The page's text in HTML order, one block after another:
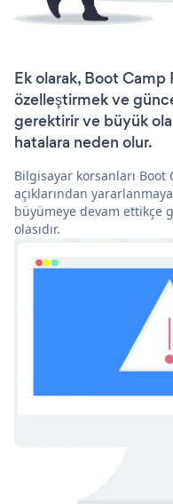
Ek olarak, Boot
özelleştirmek ve
gerektirir ve büyük
hatalara neden olur.
Bilgisayar korsanları
açıklarından
büyümeye devam ettikçe
olasıdır.